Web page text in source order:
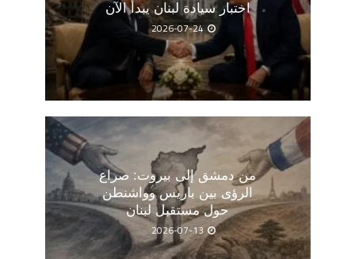
اختبار سيادة لبنان يبدأ الآن
2026-07-24
من دمشق إلى بيروت: صراع
الرؤى بين باريس وواشنطن
حول مستقبل لبنان
2026-07-13